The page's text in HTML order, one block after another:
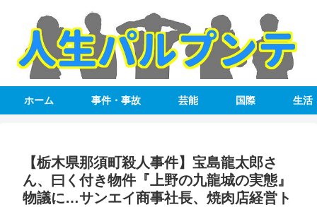
ホーム 事件・事故 芸能 国際 生活
【栃木県那須町殺人事件】宝島龍太郎さ
ん、曰く付き物件『上野の九龍城の実態』
物議に…サンエイ商事社長、焼肉店経営ト